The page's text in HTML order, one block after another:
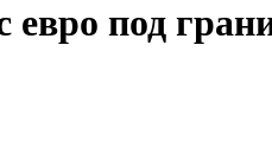
евро под